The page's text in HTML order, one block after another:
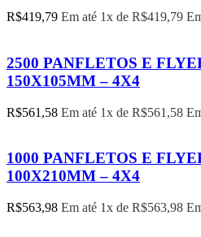
R$419,79 Em até 1x de R$419,79
2500 PANFLETOS E
150X105MM – 4X4
R$561,58 Em até 1x de R$561,58
1000 PANFLETOS E
100X210MM – 4X4
R$563,98 Em até 1x de R$563,98